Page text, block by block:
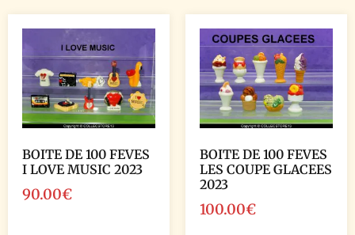
BOITE DE 100 FEVES
I LOVE MUSIC 2023
90.00€
BOITE DE 100 FEVES
LES COUPE GLACEES
2023
100.00€